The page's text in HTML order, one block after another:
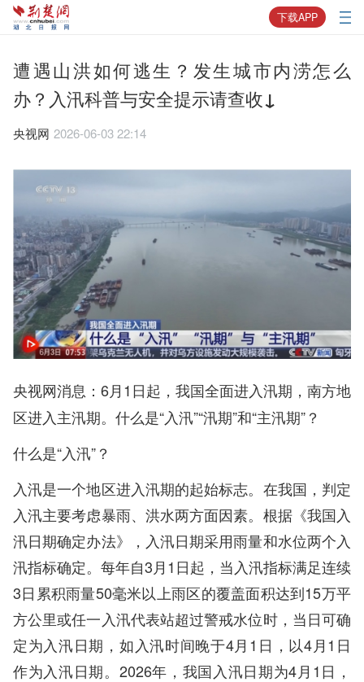
下载APP
遭遇山洪如何逃生？发生城市内涝怎么
办？入汛科普与安全提示请查收↓
央视网 2026-06-03 22:14
央视网消息： 6月1日起，我国全面进入汛期，南方地
区进入主汛期。什么是“入汛”“汛期”和“主汛期”？
什么是“入汛”？
入汛是一个地区进入汛期的起始标志。在我国，判定
入汛主要考虑暴雨、洪水两方面因素。根据《我国入
汛日期确定办法》，入汛日期采用雨量和水位两个入
汛指标确定。每年自3月1日起，当入汛指标满足连续
3日累积雨量50毫米以上雨区的覆盖面积达到15万平
方公里或任一入汛代表站超过警戒水位时，当日可确
定为入汛日期，如入汛时间晚于4月1日，以4月1日
作为入汛日期。2026年，我国入汛日期为4月1日，